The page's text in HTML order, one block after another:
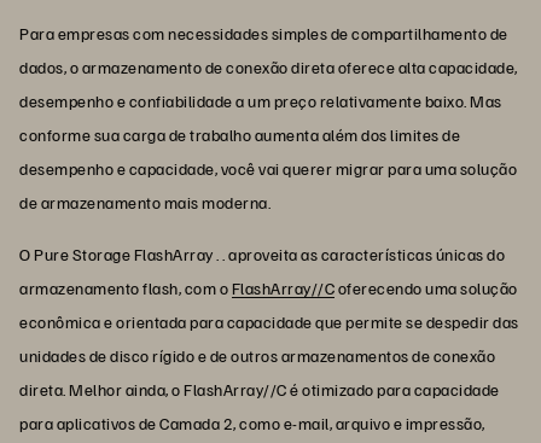
Para empresas com necessidades simples de compartilhamento de
dados, o armazenamento de conexão direta oferece alta capacidade,
desempenho e confiabilidade a um preço relativamente baixo. Mas
conforme sua carga de trabalho aumenta além dos limites de
desempenho e capacidade, você vai querer migrar para uma solução
de armazenamento mais moderna.
O Pure Storage FlashArray . . aproveita as características únicas do
armazenamento flash, com oFlashArray//Coferecendo uma solução
econômica e orientada para capacidade que permite se despedir das
unidades de disco rígido e de outros armazenamentos de conexão
direta. Melhor ainda, o FlashArray//C é otimizado para capacidade
para aplicativos de Camada 2, como e-mail, arquivo e impressão,